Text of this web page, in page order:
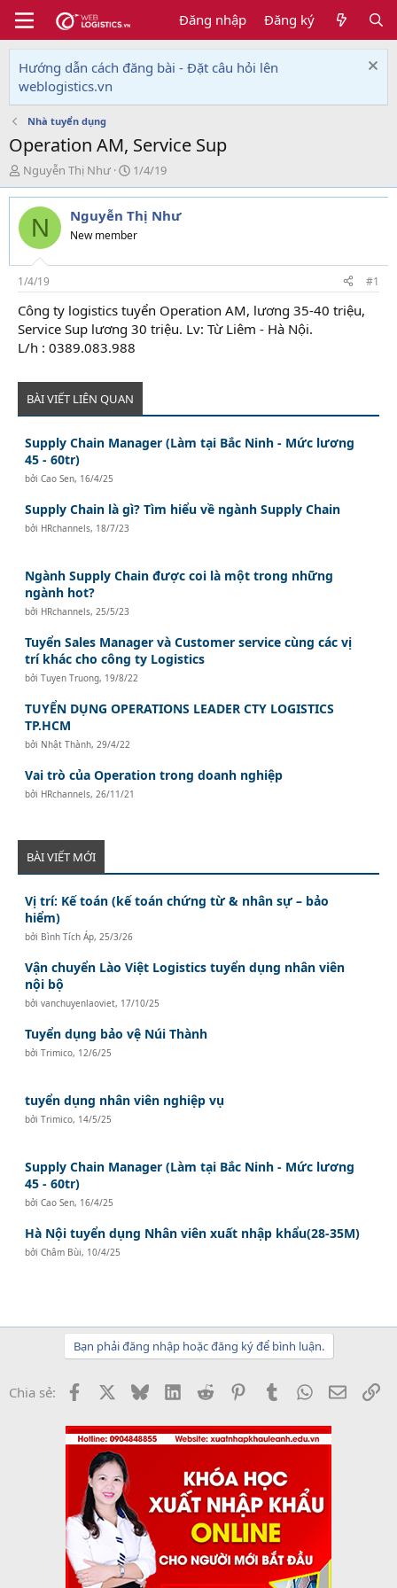
Đăng nhập Đăng ký
Hướng dẫn cách đăng bài - Đặt câu hỏi lên
weblogistics.vn
Nhà tuyển dụng
Operation AM, Service Sup
T
h
r
e
d
s
t
a
r
t
e
Nguyễn Thị Như
N
g
à
y
g
i
1/4/19
N Nguyễn Thị Như
New member
1/4/19 #1
Công ty logistics tuyển Operation AM, lương 35-40 triệu,
Service Sup lương 30 triệu. Lv: Từ Liêm - Hà Nội.
L/h : 0389.083.988
BÀI VIẾT LIÊN QUAN
Supply Chain Manager (Làm tại Bắc Ninh - Mức lương
45 - 60tr)
bởiCao Sen, 16/4/25
Supply Chain là gì? Tìm hiểu về ngành Supply Chain
bởi HRchannels, 18/7/23
Ngành Supply Chain được coi là một trong những
ngành hot?
bởi HRchannels, 25/5/23
Tuyển Sales Manager và Customer service cùng các vị
trí khác cho công ty Logistics
bởiTuyen Truong, 19/8/22
TUYỂN DỤNG OPERATIONS LEADER CTY LOGISTICS
TP.HCM
bởi Nhật Thành, 29/4/22
Vai trò của Operation trong doanh nghiệp
bởi HRchannels, 26/11/21
BÀI VIẾT MỚI
Vị trí: Kế toán (kế toán chứng từ & nhân sự – bảo
hiểm)
bởi Bình Tích Áp, 25/3/26
Vận chuyển Lào Việt Logistics tuyển dụng nhân viên
nội bộ
bởivanchuyenlaoviet, 17/10/25
Tuyển dụng bảo vệ Núi Thành
bởiTrimico, 12/6/25
tuyển dụng nhân viên nghiệp vụ
bởiTrimico, 14/5/25
Supply Chain Manager (Làm tại Bắc Ninh - Mức lương
45 - 60tr)
bởiCao Sen, 16/4/25
Hà Nội tuyển dụng Nhân viên xuất nhập khẩu(28-35M)
bởiChâm Bùi, 10/4/25
Bạn phải đăng nhập hoặc đăng ký để bình luận.
Chia sẻ: Facebook BlueskyLinkedInReddit PinterestTumblrWhatsApp
Email